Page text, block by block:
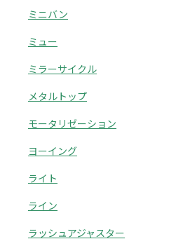
ミニバン
ミュー
ミラーサイクル
メタルトップ
モータリゼーション
ヨーイング
ライト
ライン
ラッシュアジャスター